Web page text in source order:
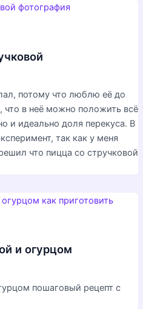
потому что люблю её до
что в неё можно положить всё
и идеально доля перекуса. В
так как у меня
что пицца со стручковой
и огурцом
пошаговый рецепт с